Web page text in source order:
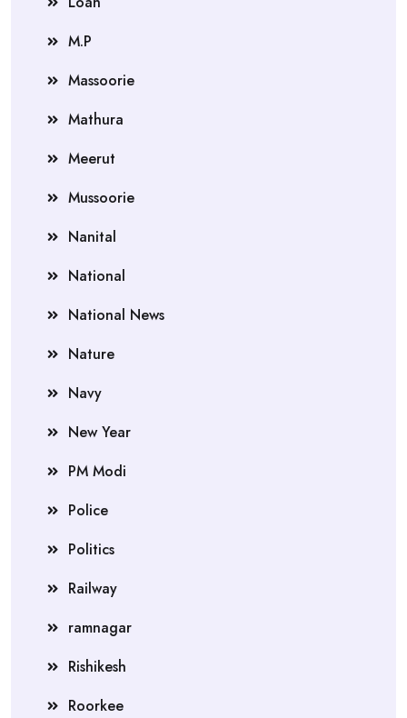
M.P
Massoorie
Mathura
Meerut
Mussoorie
Nanital
National
National News
Nature
Navy
New Year
PM Modi
Police
Politics
Railway
ramnagar
Rishikesh
Roorkee